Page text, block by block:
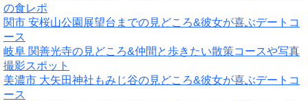
の食レポ
関市 安桜山公園展望台までの見どころ&彼女が喜ぶデートコ
ース
岐阜 関善光寺の見どころ&仲間と歩きたい散策コースや写真
撮影スポット
美濃市 大矢田神社もみじ谷の見どころ&彼女が喜ぶデートコ
ース